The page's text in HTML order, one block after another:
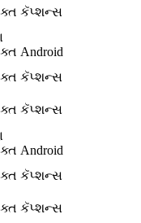
કૅપ્શન્સ
Android
કૅપ્શન્સ
કૅપ્શન્સ
Android
કૅપ્શન્સ
કૅપ્શન્સ